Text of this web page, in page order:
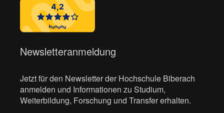
Newsletteranmeldung
Jetzt für den Newsletter der Hochschule Biberach
anmelden und Informationen zu Studium,
Weiterbildung, Forschung und Transfer erhalten.